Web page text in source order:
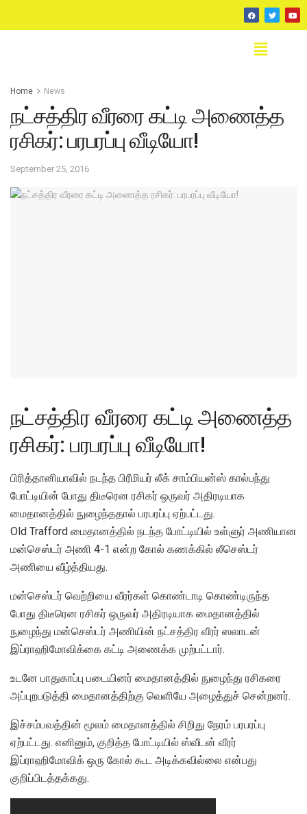
Home News
நட்சத்திர வீரரை கட்டி அணைத்த
ரசிகர்: பரபரப்பு வீடியோ!
September 25, 2016
நட்சத்திர வீரரை கட்டி அணைத்த
ரசிகர்: பரபரப்பு வீடியோ!
பிரித்தானியாவில் நடந்த பிரீமியர் லீக் சாம்பியன்ஸ் கால்பந்து
போட்டியின் போது திடீரென ரசிகர் ஒருவர் அதிரடியாக
மைதானத்தில் நுழைந்ததால் பரபரப்பு ஏற்பட்டது.
Old Trafford மைதானத்தில் நடந்த போட்டியில் உள்ளுர் அணியான
மன்செஸ்டர் அணி 4-1 என்ற கோல் கணக்கில் லீசெஸ்டர்
அணியை வீழ்த்தியது.
மன்செஸ்டர் வெற்றியை வீரர்கள் கொண்டாடி கொண்டிருந்த
போது திடீரென ரசிகர் ஒருவர் அதிரடியாக மைதானத்தில்
நுழைந்து மன்செஸ்டர் அணியின் நட்சத்திர வீரர் ஸலாடன்
இப்ராஹிமோவிக்கை கட்டி அணைக்க முற்பட்டார்.
உடனே பாதுகாப்பு படையினர் மைதானத்தில் நுழைந்து ரசிகரை
அப்புறபடுத்தி மைதானத்திற்கு வெளியே அழைத்துச் சென்றனர்.
இச்சம்பவத்தின் மூலம் மைதானத்தில் சிறிது நேரம் பரபரப்பு
ஏற்பட்டது. எனினும், குறித்த போட்டியில் ஸ்வீடன் வீரர்
இப்ராஹிமோவிக் ஒரு கோல் கூட அடிக்கவில்லை என்பது
குறிப்பிடத்தக்கது.